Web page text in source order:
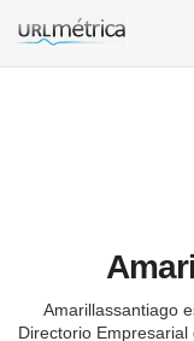
Amarillassantiago
Directorio